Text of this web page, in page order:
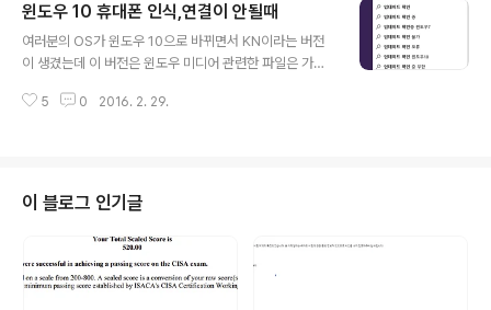
윈도우 10 휴대폰 인식,연결이 안될때
여러분의 OS가 윈도우 10으로 바뀌면서 KN이라는 버전
이 생겼는데 이 버전은 윈도우 미디어 관련한 파일은 가지
일기능을 필요로 한데 안깔려 있어서 설치가 안 될 가능성
ww.microsoft.com/ko-kr/download/details.asp
x?id=48231위 링크를 통하여 다운을 받고 실행하게 된
다면 윈도우 정기 업데이트 처럼 재부팅하라고 하면서 꺼
질때 혹은 켜질때 구성중입니다. 라면서 퍼센트가 올라가
는 것을 볼 수 있을 것입니다. 만약 안 뜬다면 설치가 안되
5 0 2016. 2. 29.
이 블로그 인기글